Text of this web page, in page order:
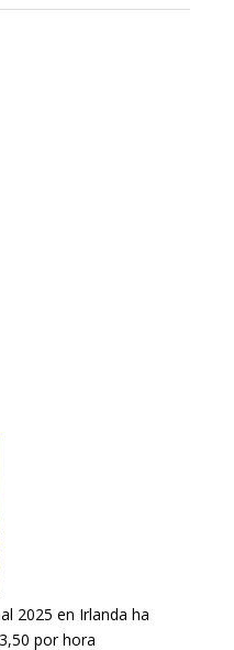
2025 en Irlanda ha
por hora